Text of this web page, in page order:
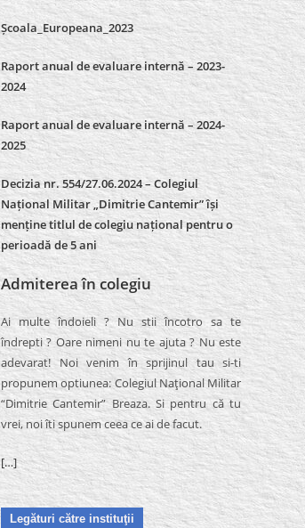
Școala_Europeana_2023
Raport anual de evaluare internă – 2023-
2024
Raport anual de evaluare internă –2024-
2025
Decizia nr. 554/27.06.2024 – Colegiul
Național Militar „Dimitrie Cantemir” își
menține titlul de colegiu național pentru o
perioadă de 5 ani
Admiterea în colegiu
Ai multe îndoieli ? Nu stii încotro sa te
îndrepti ? Oare nimeni nu te ajuta ? Nu este
adevarat! Noi venim în sprijinul tau si-ti
propunem optiunea: Colegiul Naţional Militar
“Dimitrie Cantemir” Breaza. Si pentru că tu
vrei, noi îti spunem ceea ce ai de facut.
[…]
Legături către instituţii